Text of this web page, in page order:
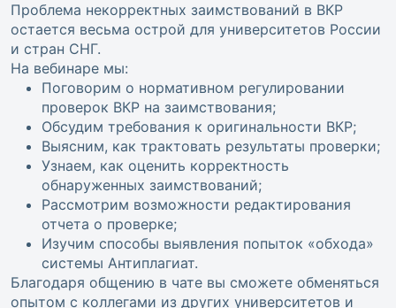
Проблема некорректных заимствований в ВКР
остается весьма острой для университетов России
и стран СНГ.
На вебинаре мы:
Поговорим о нормативном регулировании
проверок ВКР на заимствования;
Обсудим требования к оригинальности ВКР;
Выясним, как трактовать результаты проверки;
Узнаем, как оценить корректность
обнаруженных заимствований;
Рассмотрим возможности редактирования
отчета о проверке;
Изучим способы выявления попыток «обхода»
системы Антиплагиат.
Благодаря общению в чате вы сможете обменяться
опытом с коллегами из других университетов и